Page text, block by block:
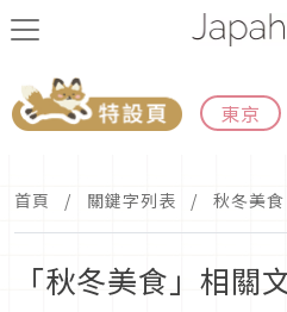
東京
首頁 關鍵字列表 秋冬美食
「秋冬美食」相關